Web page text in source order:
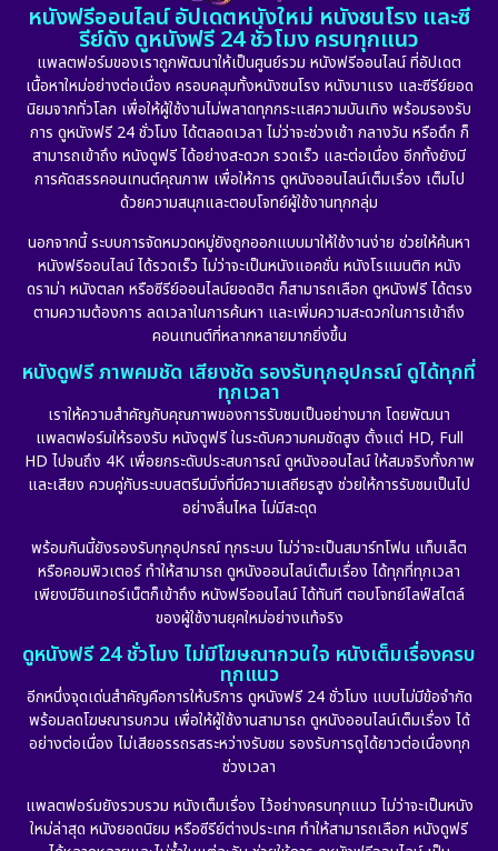
หนังฟรีออนไลน์ อัปเดตหนังใหม่ หนังชนโรง และซี
รีย์ดัง ดูหนังฟรี 24 ชั่วโมง ครบทุกแนว
แพลตฟอร์มของเราถูกพัฒนาให้เป็นศูนย์รวม หนังฟรีออนไลน์ ที่อัปเดต
เนื้อหาใหม่อย่างต่อเนื่อง ครอบคลุมทั้งหนังชนโรง หนังมาแรง และซีรีย์ยอด
นิยมจากทั่วโลก เพื่อให้ผู้ใช้งานไม่พลาดทุกกระแสความบันเทิง พร้อมรองรับ
การ ดูหนังฟรี 24 ชั่วโมง ได้ตลอดเวลา ไม่ว่าจะช่วงเช้า กลางวัน หรือดึก ก็
สามารถเข้าถึง หนังดูฟรี ได้อย่างสะดวก รวดเร็ว และต่อเนื่อง อีกทั้งยังมี
การคัดสรรคอนเทนต์คุณภาพ เพื่อให้การ ดูหนังออนไลน์เต็มเรื่อง เต็มไป
ด้วยความสนุกและตอบโจทย์ผู้ใช้งานทุกกลุ่ม
นอกจากนี้ ระบบการจัดหมวดหมู่ยังถูกออกแบบมาให้ใช้งานง่าย ช่วยให้ค้นหา
หนังฟรีออนไลน์ ได้รวดเร็ว ไม่ว่าจะเป็นหนังแอคชั่น หนังโรแมนติก หนัง
ดราม่า หนังตลก หรือซีรีย์ออนไลน์ยอดฮิต ก็สามารถเลือก ดูหนังฟรี ได้ตรง
ตามความต้องการ ลดเวลาในการค้นหา และเพิ่มความสะดวกในการเข้าถึง
คอนเทนต์ที่หลากหลายมากยิ่งขึ้น
หนังดูฟรี ภาพคมชัด เสียงชัด รองรับทุกอุปกรณ์ ดูได้ทุกที่
ทุกเวลา
เราให้ความสำคัญกับคุณภาพของการรับชมเป็นอย่างมาก โดยพัฒนา
แพลตฟอร์มให้รองรับ หนังดูฟรี ในระดับความคมชัดสูง ตั้งแต่ HD, Full
HD ไปจนถึง 4K เพื่อยกระดับประสบการณ์ ดูหนังออนไลน์ ให้สมจริงทั้งภาพ
และเสียง ควบคู่กับระบบสตรีมมิ่งที่มีความเสถียรสูง ช่วยให้การรับชมเป็นไป
อย่างลื่นไหล ไม่มีสะดุด
พร้อมกันนี้ยังรองรับทุกอุปกรณ์ ทุกระบบ ไม่ว่าจะเป็นสมาร์ทโฟน แท็บเล็ต
หรือคอมพิวเตอร์ ทำให้สามารถ ดูหนังออนไลน์เต็มเรื่อง ได้ทุกที่ทุกเวลา
เพียงมีอินเทอร์เน็ตก็เข้าถึง หนังฟรีออนไลน์ ได้ทันที ตอบโจทย์ไลฟ์สไตล์
ของผู้ใช้งานยุคใหม่อย่างแท้จริง
ดูหนังฟรี 24 ชั่วโมง ไม่มีโฆษณากวนใจ หนังเต็มเรื่องครบ
ทุกแนว
อีกหนึ่งจุดเด่นสำคัญคือการให้บริการ ดูหนังฟรี 24 ชั่วโมง แบบไม่มีข้อจำกัด
พร้อมลดโฆษณารบกวน เพื่อให้ผู้ใช้งานสามารถ ดูหนังออนไลน์เต็มเรื่อง ได้
อย่างต่อเนื่อง ไม่เสียอรรถรสระหว่างรับชม รองรับการดูได้ยาวต่อเนื่องทุก
ช่วงเวลา
แพลตฟอร์มยังรวบรวม หนังเต็มเรื่อง ไว้อย่างครบทุกแนว ไม่ว่าจะเป็นหนัง
ใหม่ล่าสุด หนังยอดนิยม หรือซีรีย์ต่างประเทศ ทำให้สามารถเลือก หนังดูฟรี